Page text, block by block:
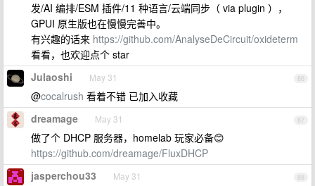
发/AI 编排/ESM 插件/11 种语言/云端同步（ via plugin ），
GPUI 原生版也在慢慢完善中。
有兴趣的话来 https://github.com/AnalyseDeCircuit/oxideterm
看看，也欢迎点个 star
86
Julaoshi May 31
@cocalrush 看着不错 已加入收藏
87
dreamage May 31
做了个 DHCP 服务器，homelab 玩家必备😊
https://github.com/dreamage/FluxDHCP
88
jasperchou33 May 31